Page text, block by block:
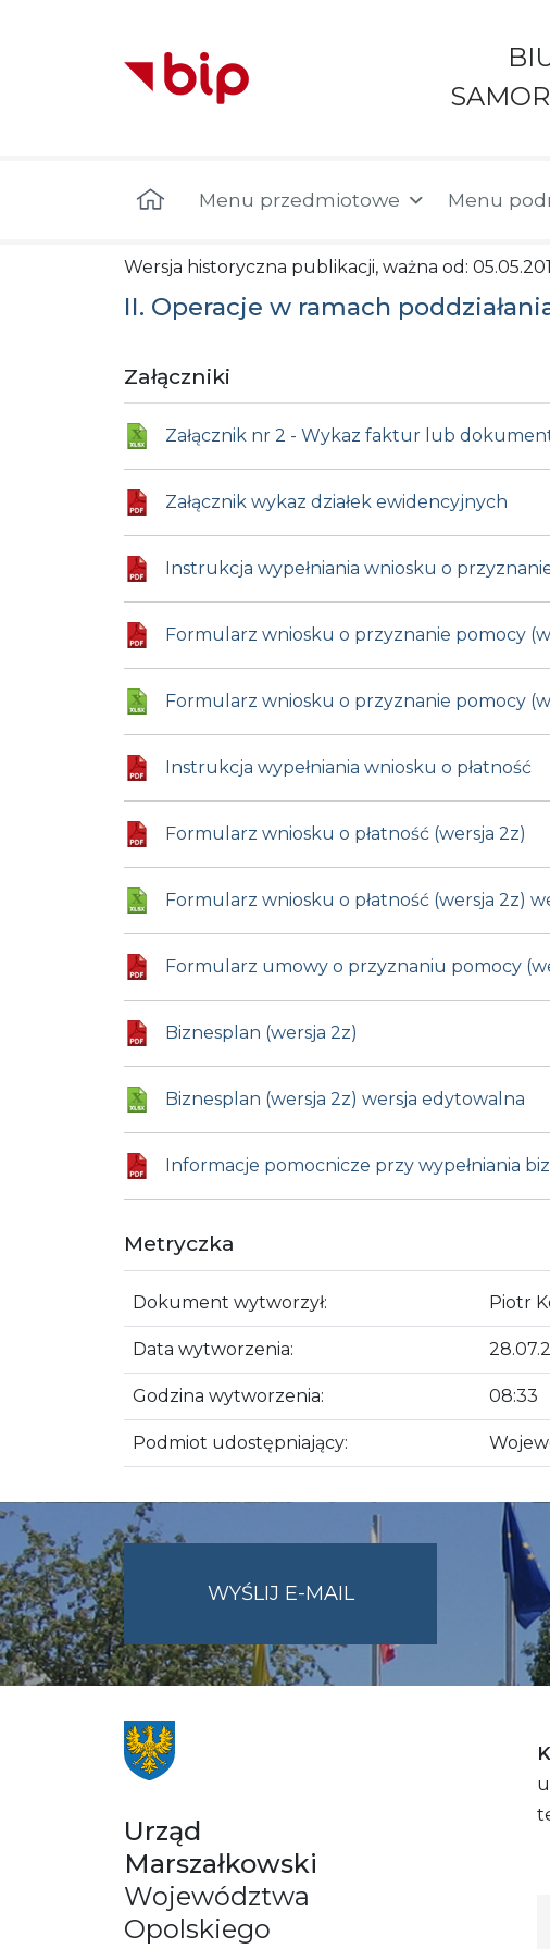
Menu przedmiotowe Menu
Wersja historyczna publikacji, ważna od:
II. Operacje w ramach
Załączniki
Załącznik nr 2 - Wykaz faktur lub
Załącznik wykaz działek ewidencyjnych
Instrukcja wypełniania wniosku o
Formularz wniosku o przyznanie pomocy
Formularz wniosku o przyznanie pomocy
Instrukcja wypełniania wniosku o płatność
Formularz wniosku o płatność (wersja 2z)
Formularz wniosku o płatność (wersja 2z)
Formularz umowy o przyznaniu pomocy
Biznesplan (wersja 2z)
Biznesplan (wersja 2z) wersja edytowalna
Informacje pomocnicze przy wypełniania
Metryczka
Dokument wytworzył: Piotr
Data wytworzenia:
Godzina wytworzenia: 08:33
Podmiot udostępniający:
WYŚLIJ E-MAILNA
Urząd
Marszałkowski
Województwa
Opolskiego